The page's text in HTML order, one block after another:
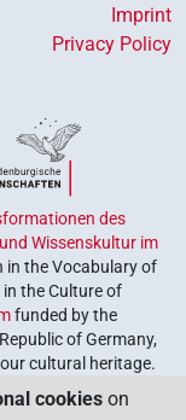
Imprint
Privacy Policy
des
Wissenskultur im
the Vocabulary of
the Culture of
funded by the
of Germany,
cultural heritage.
German Academies
cookies on